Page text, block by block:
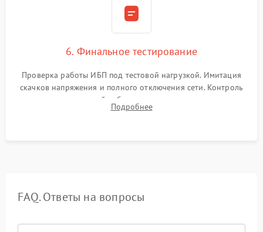
6. Финальное тестирование
Проверка работы ИБП под тестовой нагрузкой. Имитация
скачков напряжения и полного отключения сети. Контроль
времени автономной работы, температурного режима и
корректности формы выходного сигнала.
Подробнее
FAQ. Ответы на вопросы